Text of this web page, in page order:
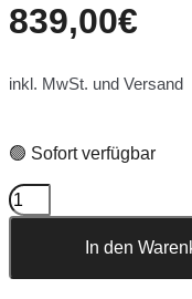
839,00€
inkl. MwSt. und Versand
🟢 Sofort verfügbar
In den